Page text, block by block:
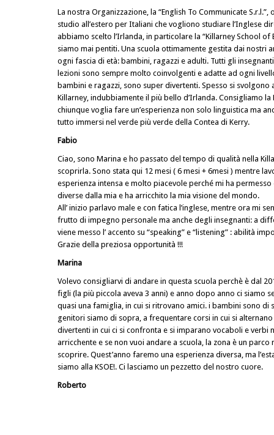
La nostra Organizzazione, la “English To Communicate
studio all’estero per Italiani che vogliono studiare l’Inglese
abbiamo scelto l’Irlanda, in particolare la “Killarney School of
siamo mai pentiti. Una scuola ottimamente gestita dai nostri
ogni fascia di età: bambini, ragazzi e adulti. Tutti gli
lezioni sono sempre molto coinvolgenti e adatte ad ogni
bambini e ragazzi, sono super divertenti. Spesso si svolgono
Killarney, indubbiamente il più bello d’Irlanda. Consigliamo la
chiunque voglia fare un’esperienza non solo linguistica ma
tutto immersi nel verde più verde della Contea di Kerry.
Fabio
Ciao, sono Marina e ho passato del tempo di qualità nella
scoprirla. Sono stata qui 12 mesi ( 6 mesi + 6mesi ) mentre
esperienza intensa e molto piacevole perché mi ha
diverse dalla mia e ha arricchito la mia visione del mondo.
All’ inizio parlavo male e con fatica l’inglese, mentre ora mi
frutto di impegno personale ma anche degli insegnanti: a
viene messo l’ accento su “speaking” e “listening” : abilità
Grazie della preziosa opportunità !!!
Marina
Volevo consigliarvi di andare in questa scuola perchè è dal
figli (la più piccola aveva 3 anni) e anno dopo anno ci siamo
quasi una famiglia, in cui si ritrovano amici. i bambini sono
genitori siamo di sopra, a frequentare corsi in cui si
divertenti in cui ci si confronta e si imparano vocaboli e verbi
arricchente e se non vuoi andare a scuola, la zona è un
scoprire. Quest’anno faremo una esperienza diversa, ma
siamo alla KSOE!. Ci lasciamo un pezzetto del nostro cuore.
Roberto